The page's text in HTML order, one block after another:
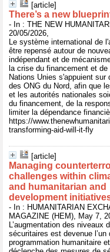
[article]
There’s a new
- In : THE NEW
20/05/2026,
Le système international de
être repensé autour de
indépendant et de
la crise du financement et
Nations Unies s'appuient
des ONG du Nord, afin que
et les autorités nationales
du financement, de la
limiter la dépendance
https://
transforming-aid-will-it-fly
[article]
Managing
challenges within
and humanitarian and
development
- In : HUMANITARIAN
MAGAZINE (HEM), May 7,
L’augmentation des niveaux
sécuritaires est devenue
programmation humanitaire